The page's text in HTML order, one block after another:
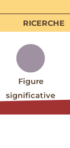
RICERCHE
Figure
significative